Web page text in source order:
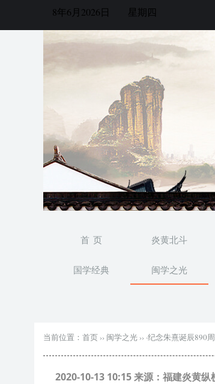
8年6月2026日 星期四
首 页 炎黄北斗
国学经典 闽学之光
当前位置： 首页 ›› 闽学之光 ›› ·纪念朱熹诞辰890
2020-10-13 10:15 来源：福建炎黄纵